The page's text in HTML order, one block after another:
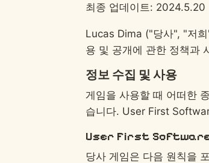
최종 업데이트: 2024.5.20
Lucas Dima ("당사", "저
용 및 공개에 관한 정책과
정보 수집 및 사용
게임을 사용할 때 어떠한
습니다. User First
User First Software
당사 게임은 다음 원칙을